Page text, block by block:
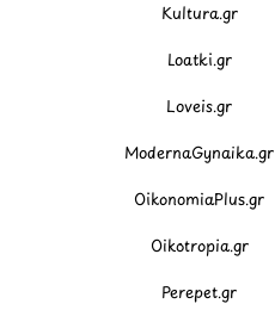
Kultura.gr
Loatki.gr
Loveis.gr
ModernaGynaika.gr
OikonomiaPlus.gr
Oikotropia.gr
Perepet.gr